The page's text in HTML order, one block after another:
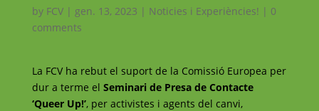
by FCV| gen. 13, 2023 | Noticies i Experiències! | 0
comments
La FCV ha rebut el suport de la Comissió Europea per
dur a terme el Seminari de Presa de Contacte
‘Queer Up!’, per activistes i agents del canvi,